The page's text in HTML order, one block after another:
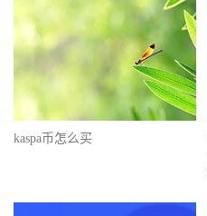
kaspa币怎么买